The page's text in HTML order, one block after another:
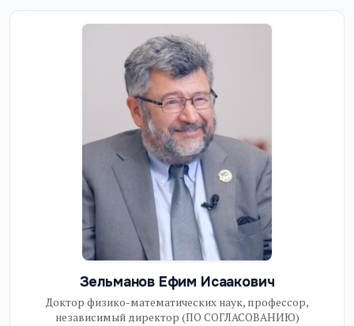
Зельманов Eфим Исаакович
Доктор физико-математических наук, профессор,
независимый директор (ПО СОГЛАСОВАНИЮ)